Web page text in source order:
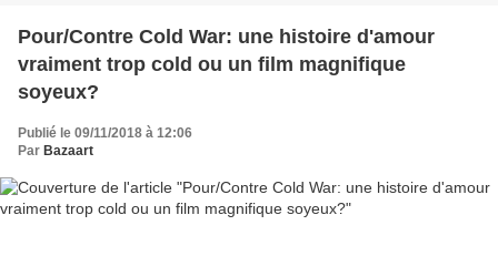
Pour/Contre Cold War: une histoire d'amour
vraiment trop cold ou un film magnifique
soyeux?
Publié le 09/11/2018 à 12:06
Par Bazaart